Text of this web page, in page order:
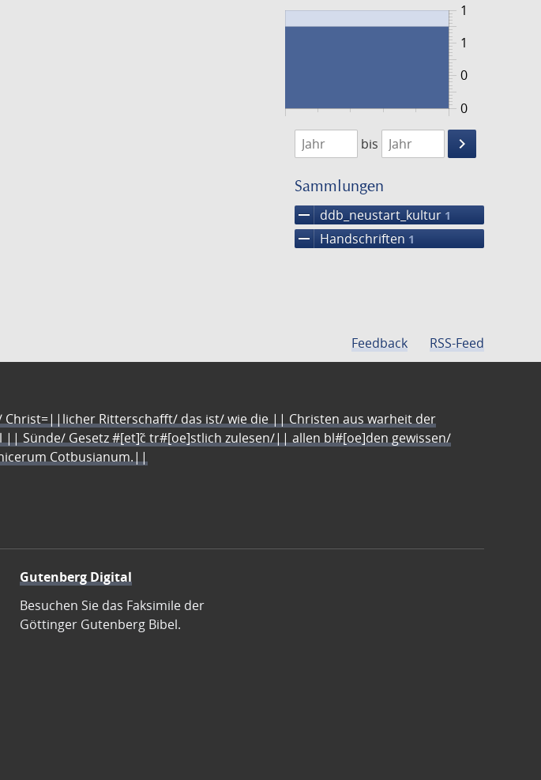
0
1
0
1
1474
1475
bis
keyboard_arrow_right
Suche
Sammlungen
remove ddb_neustart_kultur 1
remove Handschriften 1
Feedback RSS-Feed
Ritterschafft/ das ist/ wie die || Christen aus warheit der
Sünde/ Gesetz #[et]c̃ tr#[oe]stlich zulesen/|| allen bl#[oe]den gewissen/
Cotbusianum.||
Gutenberg Digital
Besuchen Sie das Faksimile der
Göttinger Gutenberg Bibel.